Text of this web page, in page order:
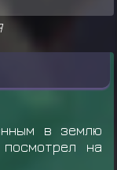
в землю
на